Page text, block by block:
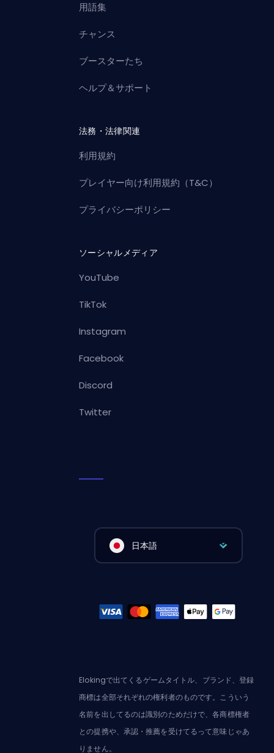
用語集
チャンス
ブースターたち
ヘルプ＆サポート
法務・法律関連
利用規約
プレイヤー向け利用規約（T&C）
プライバシーポリシー
ソーシャルメディア
YouTube
TikTok
Instagram
Facebook
Discord
Twitter
日本語
Elokingで出てくるゲームタイトル、ブランド、登録
商標は全部それぞれの権利者のものです。こういう
名前を出してるのは識別のためだけで、各商標権者
との提携や、承認・推薦を受けてるって意味じゃあ
りません。